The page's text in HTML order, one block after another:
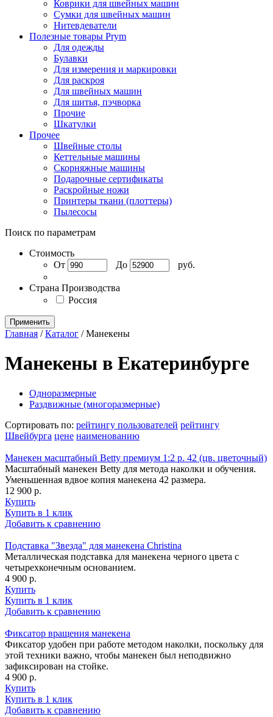
Коврики для швейных машин
Сумки для швейных машин
Нитевдеватели
Полезные товары Prym
Для одежды
Булавки
Для измерения и маркировки
Для раскроя
Для швейных машин
Для шитья, пэчворка
Прочие
Шкатулки
Прочее
Швейные столы
Кеттельные машины
Скорняжные машины
Подарочные сертификаты
Раскройные ножи
Принтеры ткани (плоттеры)
Пылесосы
Поиск по параметрам
Стоимость
От
До руб.
Страна Производства
Россия
Применить
Главная /Каталог /Манекены
Манекены в Екатеринбурге
Одноразмерные
Раздвижные (многоразмерные)
Сортировать по: рейтингу пользователей рейтингу
Швейбурга цене наименованию
Манекен масштабный Betty премиум 1:2 р. 42 (цв. цветочный)
Масштабный манекен Betty для метода наколки и обучения.
Уменьшенная вдвое копия манекена 42 размера.
12 900 р.
Купить
Купить в 1 клик
Добавить к сравнению
Подставка "Звезда" для манекена Christina
Металлическая подставка для манекена черного цвета с
четырехконечным основанием.
4 900 р.
Купить
Купить в 1 клик
Добавить к сравнению
Фиксатор вращения манекена
Фиксатор удобен при работе методом наколки, поскольку для
этой техники важно, чтобы манекен был неподвижно
зафиксирован на стойке.
4 900 р.
Купить
Купить в 1 клик
Добавить к сравнению